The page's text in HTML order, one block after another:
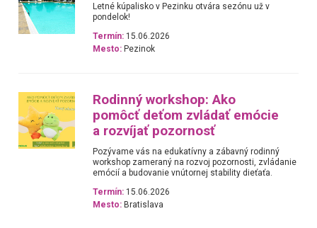
Letné kúpalisko v Pezinku otvára sezónu už v
pondelok!
Termín: 15.06.2026
Mesto: Pezinok
Rodinný workshop: Ako
pomôcť deťom zvládať emócie
a rozvíjať pozornosť
Pozývame vás na edukatívny a zábavný rodinný
workshop zameraný na rozvoj pozornosti, zvládanie
emócií a budovanie vnútornej stability dieťaťa.
Termín: 15.06.2026
Mesto: Bratislava